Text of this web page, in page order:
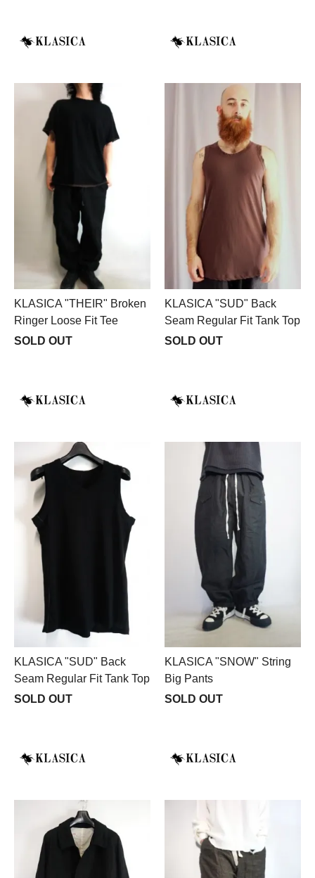
KLASICA "THEIR" Broken
Ringer Loose Fit Tee
SOLD OUT
KLASICA "SUD" Back
Seam Regular Fit Tank Top
SOLD OUT
KLASICA "SUD" Back
Seam Regular Fit Tank Top
SOLD OUT
KLASICA "SNOW" String
Big Pants
SOLD OUT